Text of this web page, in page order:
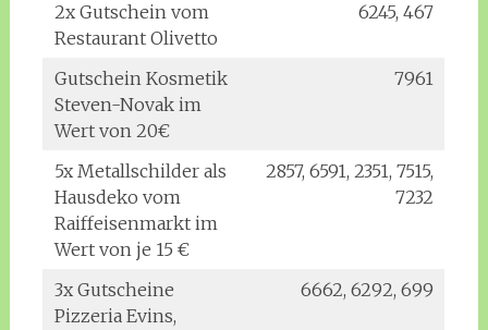
2x Gutschein vom
Restaurant Olivetto
6245, 467
Gutschein Kosmetik
Steven-Novak im
Wert von 20€
7961
5x Metallschilder als
Hausdeko vom
Raiffeisenmarkt im
Wert von je 15 €
2857, 6591, 2351, 7515,
7232
3x Gutscheine
Pizzeria Evins,
6662, 6292, 699